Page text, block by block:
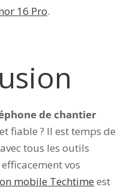
16 Pro.
de chantier
fiable ? Il est temps de
tous les outils
vos
mobile Techtime est